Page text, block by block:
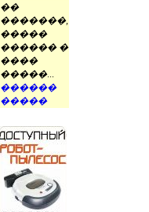
��
�������,
�����
������ �
����
�����...
������
�����